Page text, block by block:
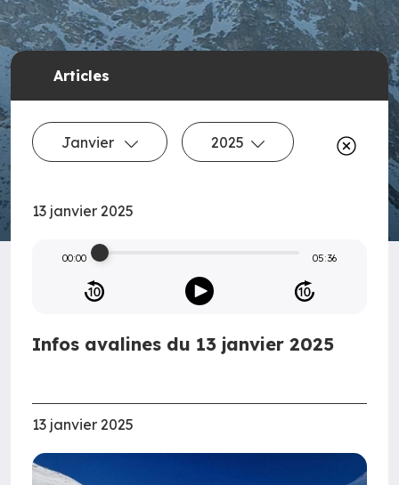
Articles
Janvier 2025
13 janvier 2025
00:00 05:36
Infos avalines du 13 janvier 2025
13 janvier 2025